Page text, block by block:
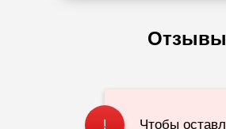
Отзывы
! Чтобы